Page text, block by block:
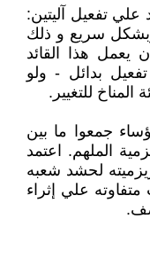
علي تفعيل آليتين:
سريع و ذلك
يعمل هذا القائد
بدائل - ولو
للتغيير.
جمعوا ما بين
الملهم. اعتمد
لحشد شعبه
علي إثراء